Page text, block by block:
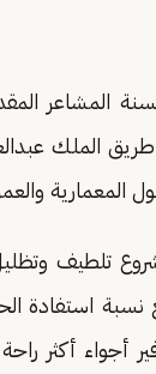
المشاعر
أكثر من 51.750 مترًا مربعًا
تلطيف
ألف متر مربع، بما يرفع
أجواء أكثر